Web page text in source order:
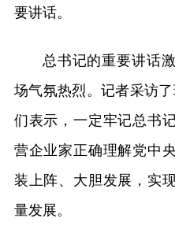
要讲话。
总书记的重要讲话
场气氛热烈。记者采访
们表示，一定牢记总书
营企业家正确理解党中
装上阵、大胆发展，实
量发展。